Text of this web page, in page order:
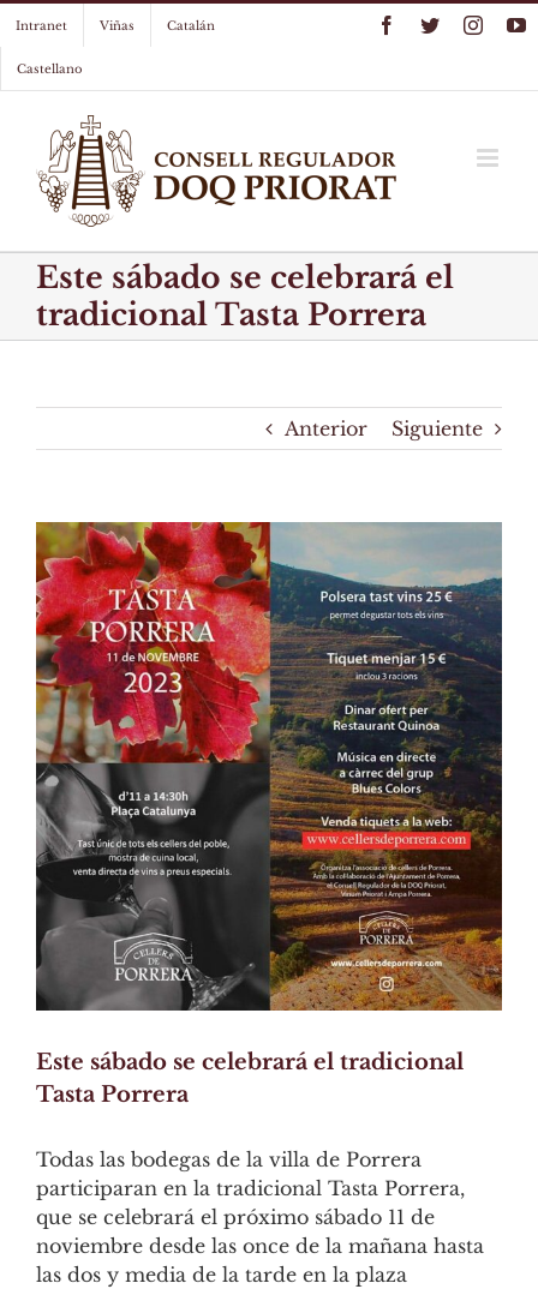
to
content
Intranet Viñas Catalán
Castellano
Facebook
Twitter
Este sábado se celebrará el
tradicional Tasta Porrera
Anterior Siguiente
View
Larger
Image
Este sábado se celebrará el tradicional
Tasta Porrera
Todas las bodegas de la villa de Porrera
participaran en la tradicional Tasta Porrera,
que se celebrará el próximo sábado 11 de
noviembre desde las once de la mañana hasta
las dos y media de la tarde en la plaza